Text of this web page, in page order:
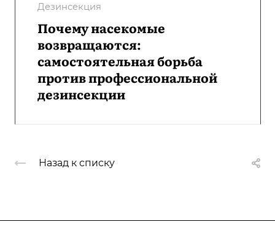
Дезинсекция
Почему насекомые
возвращаются:
самостоятельная борьба
против профессиональной
дезинсекции
Назад к списку